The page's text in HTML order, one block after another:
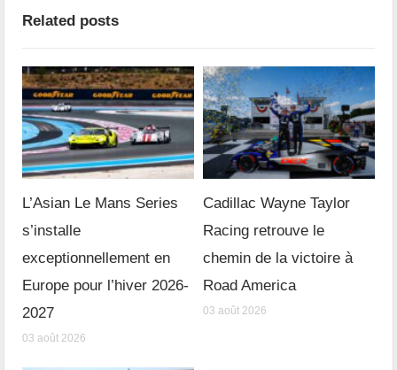
Related posts
L’Asian Le Mans Series
s’installe
exceptionnellement en
Europe pour l’hiver 2026-
2027
03 août 2026
Cadillac Wayne Taylor
Racing retrouve le
chemin de la victoire à
Road America
03 août 2026